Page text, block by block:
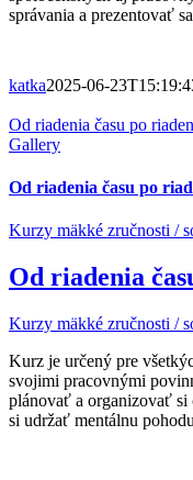
správania a prezentovať
katka2025-06-
Od riadenia času po
Gallery
Od riadenia času po
Kurzy mäkké zručnosti /
Od riadenia
Kurzy mäkké zručnosti /
Kurz je určený pre
svojimi pracovnými
plánovať a organizovať si
si udržať mentálnu